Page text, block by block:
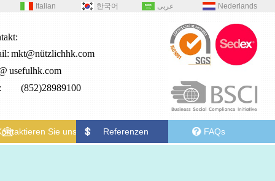
Italian 한국어 عربى Nederlands
mkt@nützlichhk.com
usefulhk.com
(852)28989100
Sie uns Referenzen FAQs